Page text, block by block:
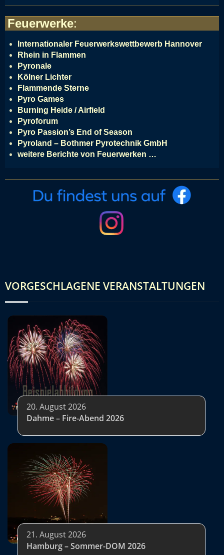
Feuerwerke:
Internationaler Feuerwerkswettbewerb Hannover
Rhein in Flammen
Pyronale
Kölner Lichter
Flammende Sterne
Pyro Games
Burning Heide / Airfield
Pyroforum
Pyro Passion’s End of Season
Pyroland – Bothmer Pyrotechnik GmbH
weitere Berichte von Feuerwerken …
VORGESCHLAGENE VERANSTALTUNGEN
20. August 2026
Dahme – Fire-Abend 2026
21. August 2026
Hamburg – Sommer-DOM 2026